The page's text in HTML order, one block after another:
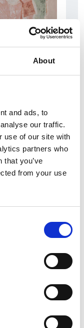
About
and ads, to
our traffic.
use of our site with
partners who
that you’ve
from your use
OSVČ